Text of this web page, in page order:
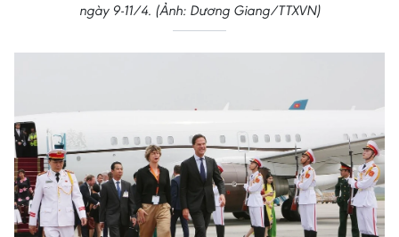
ngày 9-11/4. (Ảnh: Dương Giang/TTXVN)